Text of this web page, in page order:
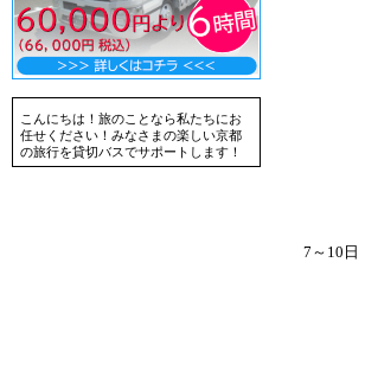
こんにちは！旅のことなら私たちにお
任せください！みなさまの楽しい京都
の旅行を貸切バスでサポートします！
7～10日